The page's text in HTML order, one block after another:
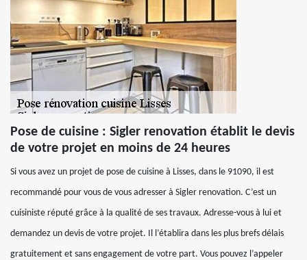
Pose de cuisine : Sigler renovation établit le devis
de votre projet en moins de 24 heures
Si vous avez un projet de pose de cuisine à Lisses, dans le 91090, il est
recommandé pour vous de vous adresser à Sigler renovation. C’est un
cuisiniste réputé grâce à la qualité de ses travaux. Adresse-vous à lui et
demandez un devis de votre projet. Il l’établira dans les plus brefs délais
gratuitement et sans engagement de votre part. Vous pouvez l’appeler